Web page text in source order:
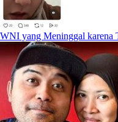
WNI yang Meninggal karena